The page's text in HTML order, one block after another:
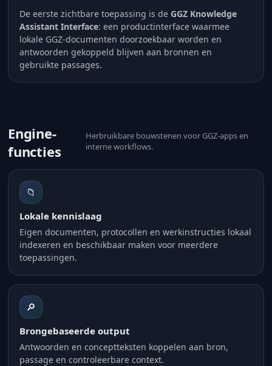
De eerste zichtbare toepassing is de GGZ Knowledge
Assistant Interface: een productinterface waarmee
lokale GGZ-documenten doorzoekbaar worden en
antwoorden gekoppeld blijven aan bronnen en
gebruikte passages.
Engine-
functies
Herbruikbare bouwstenen voor GGZ-apps en
interne workflows.
📁
Lokale kennislaag
Eigen documenten, protocollen en werkinstructies lokaal
indexeren en beschikbaar maken voor meerdere
toepassingen.
🔎
Brongebaseerde output
Antwoorden en conceptteksten koppelen aan bron,
passage en controleerbare context.